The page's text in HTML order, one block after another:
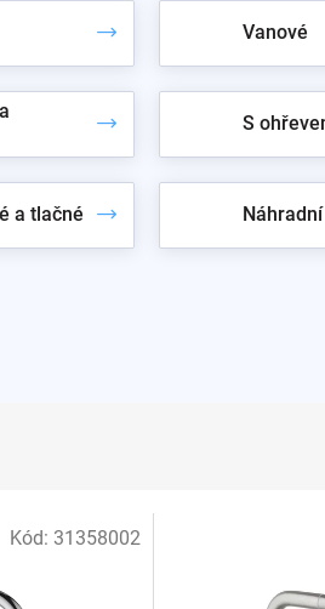
Vanové
S
a tlačné
Kód: 31358002